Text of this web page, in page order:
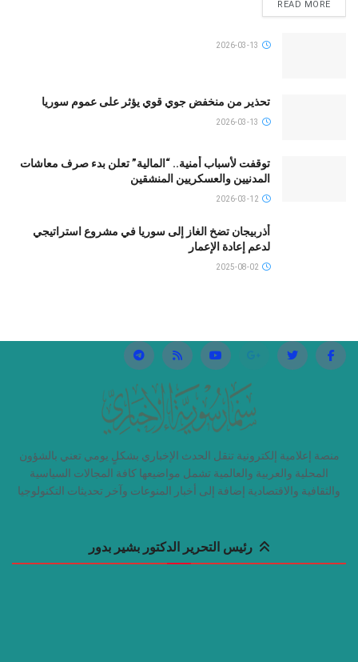
READ MORE
تحذير من منخفض جوي قوي يؤثر على عموم سوريا
توقفت لأسباب أمنية.. “المالية” تعلن بدء صرف معاشات
المدنيين والعسكريين المنشقين
أذربيجان تضخ الغاز إلى سوريا في مشروع استراتيجي
لدعم إعادة الإعمار
منصة إعلامية إلكترونية تنقل الحدث الإخباري بشكلٍ يومي تعني بالشؤون
المحلية والعربية والعالمية تشمل مواضيعها كافة المجالات السياسية
والثقافية والاقتصادية إضافة إلى أخبار المنوعات وآخر تحديثات التكنولوجيا
رئيس التحرير الدكتور بشير بدور